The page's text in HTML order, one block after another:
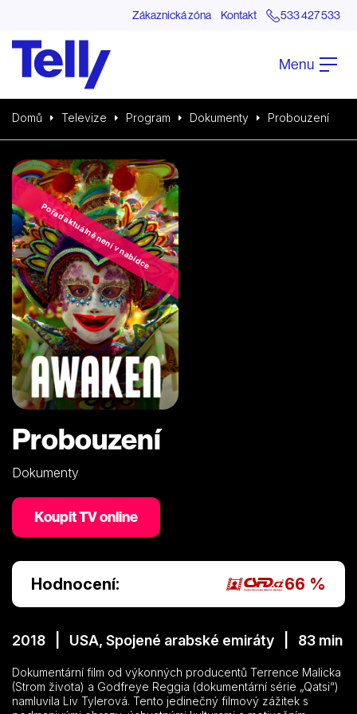
Zákaznická zóna Kontakt 533 427 533
Menu
Domů Televize Program Dokumenty Probouzení
Pořad aktuálně není v nabídce
Probouzení
Dokumenty
Koupit TV online
Hodnocení: 66 %
2018 | USA, Spojené arabské emiráty | 83 min
Dokumentární film od výkonných producentů Terrence Malicka
(Strom života) a Godfreye Reggia (dokumentární série „Qatsi“)
namluvila Liv Tylerová. Tento jedinečný filmový zážitek s